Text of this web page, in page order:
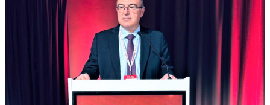
Tibbi maarifləndirmə
Mühüm hadisələr